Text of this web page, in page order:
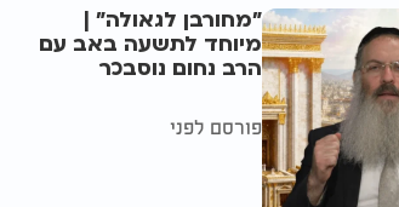
"מחורבן לגאולה" |
מיוחד לתשעה באב עם
הרב נחום נוסבכר
פורסם לפני